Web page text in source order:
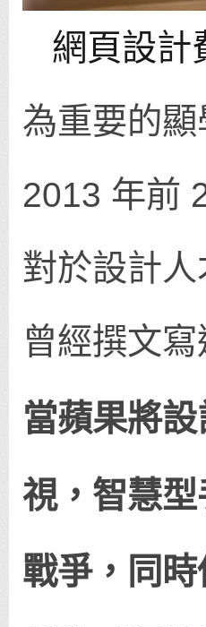
網頁設計
為重要的
2013 年前
對於設計
曾經撰文
當蘋果將
視，智慧
戰爭，同